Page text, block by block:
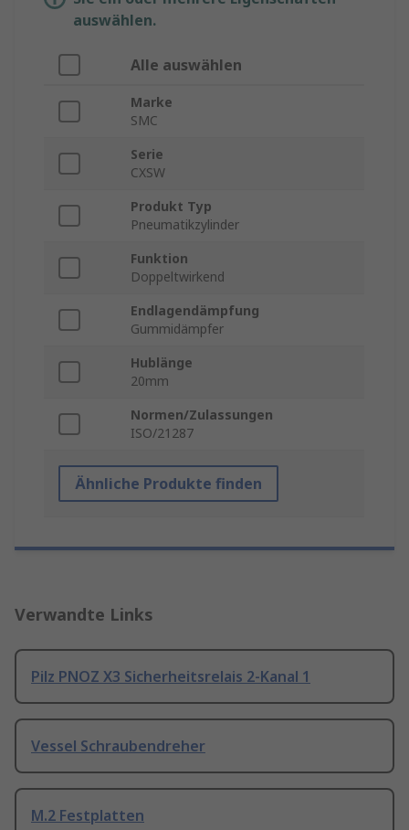
auswählen.
Alle auswählen
Marke
SMC
Serie
CXSW
Produkt Typ
Pneumatikzylinder
Funktion
Doppeltwirkend
Endlagendämpfung
Gummidämpfer
Hublänge
20mm
Normen/Zulassungen
ISO/21287
Ähnliche Produkte finden
Verwandte Links
Pilz PNOZ X3 Sicherheitsrelais 2-Kanal 1
Vessel Schraubendreher
M.2 Festplatten